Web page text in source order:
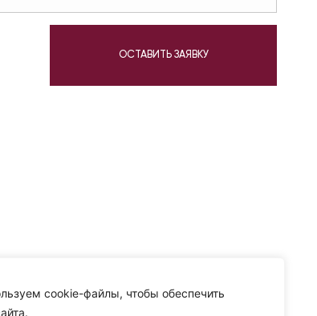
cookie-файлы, чтобы обеспечить
ОСТАВИТЬ ЗАЯВКУ